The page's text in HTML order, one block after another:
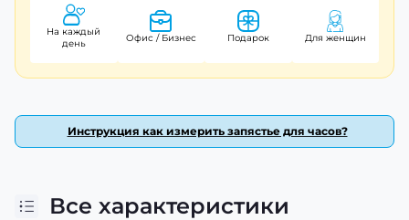
На каждый
день
Офис / Бизнес Подарок Для женщин
Инструкция как измерить запястье для часов?
Все характеристики